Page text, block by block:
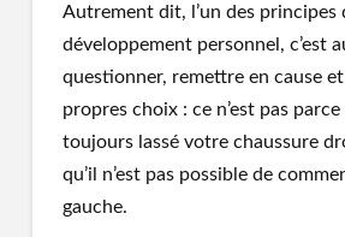
Autrement dit, l’un des principes
développement personnel, c’est
questionner, remettre en cause
propres choix : ce n’est pas
toujours lassé votre chaussure
qu’il n’est pas possible de
gauche.